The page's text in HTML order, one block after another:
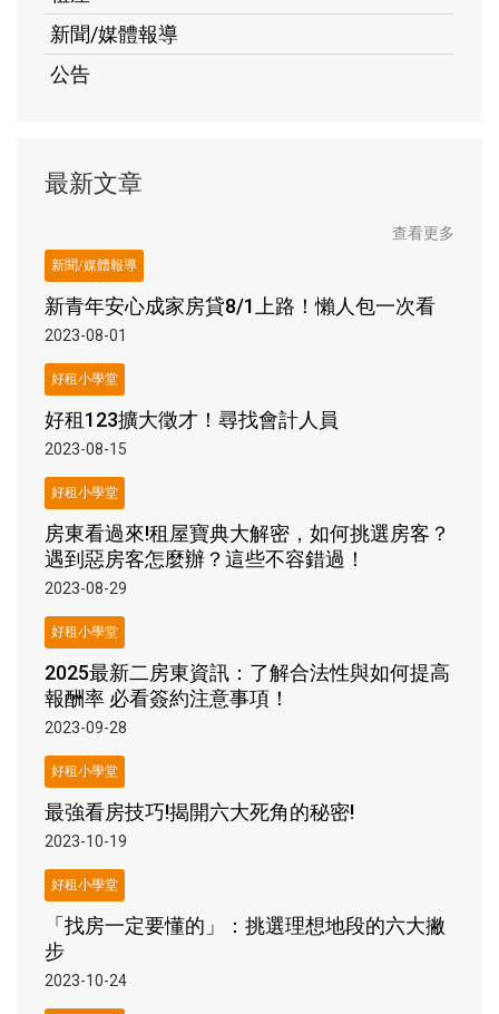
新聞/媒體報導
公告
最新文章
查看更多
新聞/媒體報導
新青年安心成家房貸8/1上路！懶人包一次看
2023-08-01
好租小學堂
好租123擴大徵才！尋找會計人員
2023-08-15
好租小學堂
房東看過來!租屋寶典大解密，如何挑選房客？
遇到惡房客怎麼辦？這些不容錯過！
2023-08-29
好租小學堂
2025最新二房東資訊：了解合法性與如何提高
報酬率 必看簽約注意事項！
2023-09-28
好租小學堂
最強看房技巧!揭開六大死角的秘密!
2023-10-19
好租小學堂
「找房一定要懂的」：挑選理想地段的六大撇
步
2023-10-24